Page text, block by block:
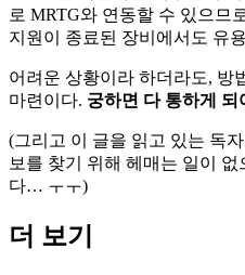
로 MRTG와 연동할 수 있으므
지원이 종료된 장비에서도 유
어려운 상황이라 하더라도, 방
마련이다. 궁하면 다 통하게 되
(그리고 이 글을 읽고 있는 독
보를 찾기 위해 헤매는 일이
다… ㅜㅜ)
더 보기